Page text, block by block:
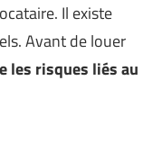
Il existe
Avant de louer
les risques liés au